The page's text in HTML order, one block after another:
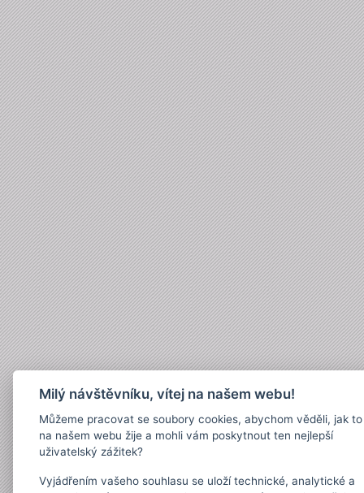
Milý návštěvníku, vítej na našem webu!
Můžeme pracovat se soubory cookies, abychom věděli, jak to
na našem webu žije a mohli vám poskytnout ten nejlepší
uživatelský zážitek?
Vyjádřením vašeho souhlasu se uloží technické, analytické a